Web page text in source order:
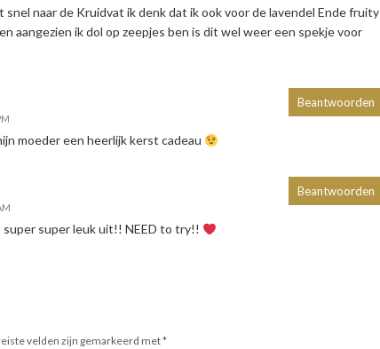
naar de Kruidvat ik denk dat ik ook voor de lavendel Ende fruity
aangezien ik dol op zeepjes ben is dit wel weer een spekje voor
moeder een heerlijk kerst cadeau
Beantwoorden
super leuk uit!! NEED to try!!
Beantwoorden
velden zijn gemarkeerd met*